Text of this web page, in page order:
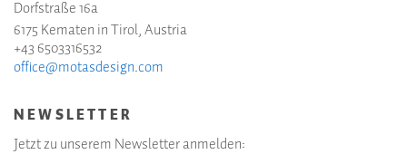
Dorfstraße 16a
6175 Kematen in Tirol, Austria
+43 6503316532
office@motasdesign.com
NEWSLETTER
Jetzt zu unserem Newsletter anmelden: